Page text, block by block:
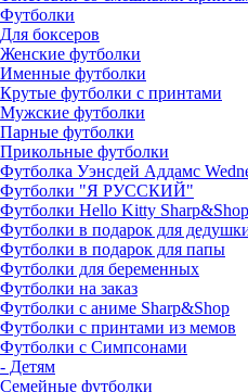
Футболки
Для боксеров
Женские футболки
Именные футболки
Крутые футболки с принтами
Мужские футболки
Парные футболки
Прикольные футболки
Футболка Уэнсдей Аддамс
Футболки "Я РУССКИЙ"
Футболки Hello Kitty Sharp&Shop
Футболки в подарок для
Футболки в подарок для папы
Футболки для беременных
Футболки на заказ
Футболки с аниме Sharp&Shop
Футболки с принтами из мемов
Футболки с Симпсонами
- Детям
Семейные футболки